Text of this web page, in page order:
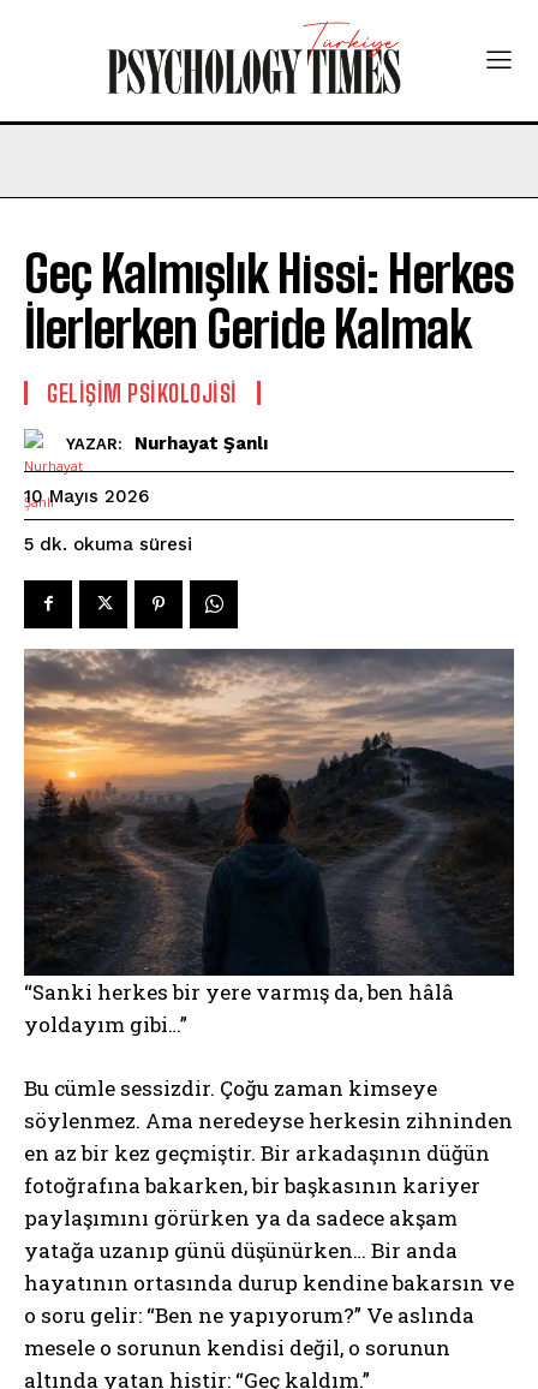
Geç Kalmışlık Hissi: Herkes
İlerlerken Geride Kalmak
GELIŞIM PSIKOLOJISI
YAZAR: Nurhayat Şanlı
10 Mayıs 2026
5 dk. okuma süresi
“Sanki herkes bir yere varmış da, ben hâlâ
yoldayım gibi…”
Bu cümle sessizdir. Çoğu zaman kimseye
söylenmez. Ama neredeyse herkesin zihninden
en az bir kez geçmiştir. Bir arkadaşının düğün
fotoğrafına bakarken, bir başkasının kariyer
paylaşımını görürken ya da sadece akşam
yatağa uzanıp günü düşünürken… Bir anda
hayatının ortasında durup kendine bakarsın ve
o soru gelir: “Ben ne yapıyorum?” Ve aslında
mesele o sorunun kendisi değil, o sorunun
altında yatan histir: “Geç kaldım.”